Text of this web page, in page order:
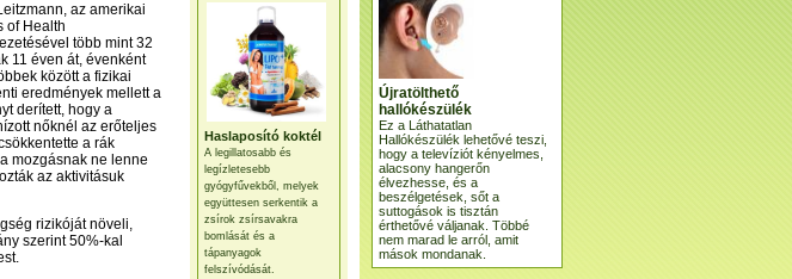
Haslaposító koktél
A legillatosabb és
legízletesebb
gyógyfűvekből, melyek
együttesen serkentik a
zsírok zsírsavakra
bomlását és a
tápanyagok
felszívódását.
az amerikai
of Health
több mint 32
11 éven át, évenként
között a fizikai
eredmények mellett a
derített, hogy a
nőknél az erőteljes
a rák
mozgásnak ne lenne
az aktivitásuk
rizikóját növeli,
szerint 50%-kal
Újratölthető
hallókészülék
Ez a Láthatatlan
Hallókészülék lehetővé teszi,
hogy a televíziót kényelmes,
alacsony hangerőn
élvezhesse, és a
beszélgetések, sőt a
suttogások is tisztán
érthetővé váljanak. Többé
nem marad le arról, amit
mások mondanak.